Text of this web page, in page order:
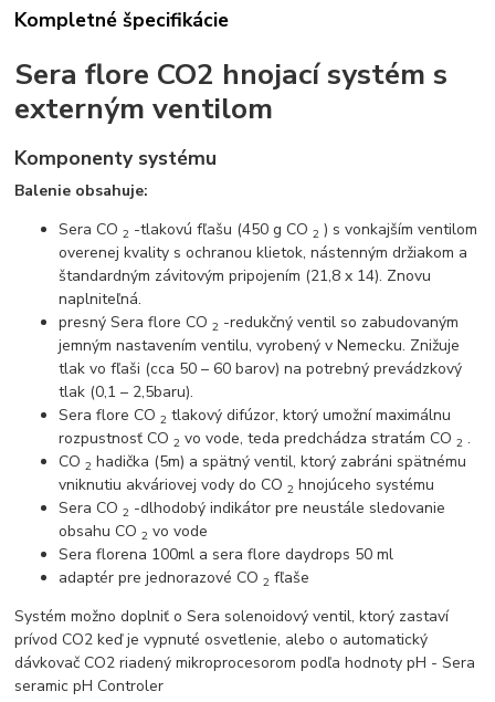
Kompletné špecifikácie
Sera flore CO2 hnojací systém s
externým ventilom
Komponenty systému
Balenie obsahuje:
Sera CO2 -tlakovú fľašu (450 g CO2 ) s vonkajším ventilom
overenej kvality s ochranou klietok, nástenným držiakom a
štandardným závitovým pripojením (21,8 x 14). Znovu
naplniteľná.
presný Sera flore CO2 -redukčný ventil so zabudovaným
jemným nastavením ventilu, vyrobený v Nemecku. Znižuje
tlak vo fľaši (cca 50 – 60 barov) na potrebný prevádzkový
tlak (0,1 – 2,5baru).
Sera flore CO2 tlakový difúzor, ktorý umožní maximálnu
rozpustnosť CO2 vo vode, teda predchádza stratám CO2 .
CO2 hadička (5m) a spätný ventil, ktorý zabráni spätnému
vniknutiu akváriovej vody do CO2 hnojúceho systému
Sera CO2 -dlhodobý indikátor pre neustále sledovanie
obsahu CO2 vo vode
Sera florena 100ml a sera flore daydrops 50 ml
adaptér pre jednorazové CO2 fľaše
Systém možno doplniť o Sera solenoidový ventil, ktorý zastaví
prívod CO2 keď je vypnuté osvetlenie, alebo o automatický
dávkovač CO2 riadený mikroprocesorom podľa hodnoty pH - Sera
seramic pH Controler